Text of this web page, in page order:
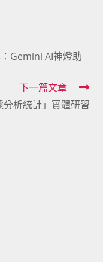
Gemini AI神燈助
下一篇文章
分析統計」實體研習